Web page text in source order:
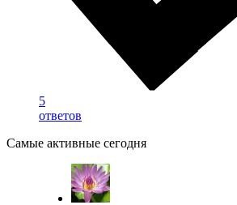
5
ответов
Самые активные сегодня